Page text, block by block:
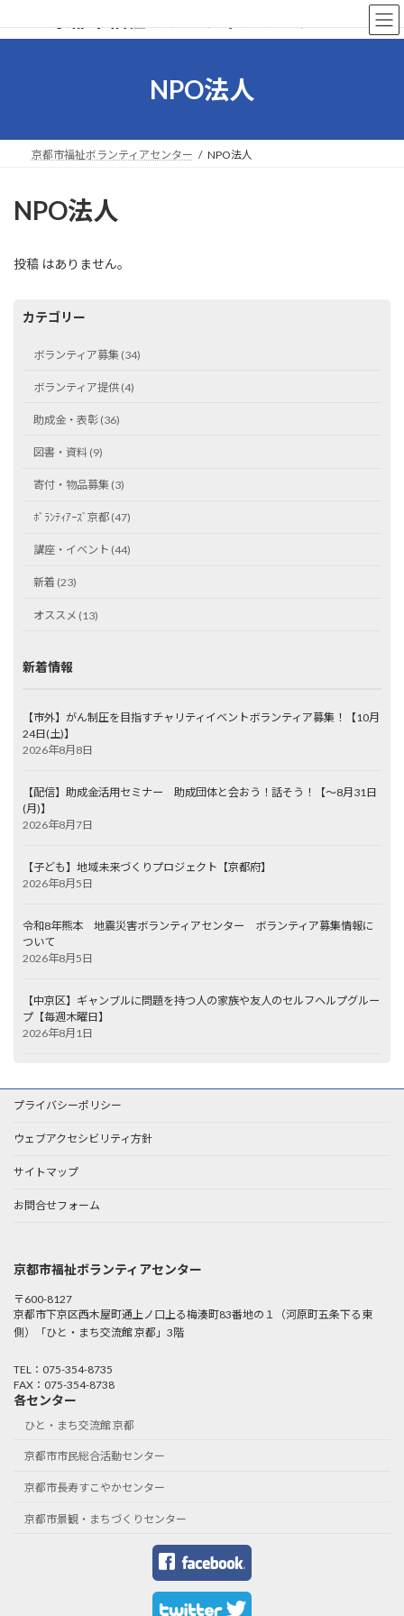
ン
ビ
NPO法人
京都市福祉ボランティアセンター NPO法人
NPO法人
投稿 はありません。
カテゴリー
ボランティア募集 (34)
ボランティア提供 (4)
助成金・表彰 (36)
図書・資料 (9)
寄付・物品募集 (3)
ﾎﾞﾗﾝﾃｨｱｰｽﾞ京都 (47)
講座・イベント (44)
新着 (23)
オススメ (13)
新着情報
【市外】がん制圧を目指すチャリティイベントボランティア募集！【10月
24日(土)】
2026年8月8日
【配信】助成金活用セミナー 助成団体と会おう！話そう！【～8月31日
(月)】
2026年8月7日
【子ども】地域未来づくりプロジェクト【京都府】
2026年8月5日
令和8年熊本 地震災害ボランティアセンター ボランティア募集情報に
ついて
2026年8月5日
【中京区】ギャンブルに問題を持つ人の家族や友人のセルフヘルプグルー
プ【毎週木曜日】
2026年8月1日
プライバシーポリシー
ウェブアクセシビリティ方針
サイトマップ
お問合せフォーム
京都市福祉ボランティアセンター
〒600-8127
京都市下京区西木屋町通上ノ口上る梅湊町83番地の１（河原町五条下る東
側）「ひと・まち交流館 京都」3階
TEL：075-354-8735
FAX：075-354-8738
各センター
ひと・まち交流館 京都
京都市市民総合活動センター
京都市長寿すこやかセンター
京都市景観・まちづくりセンター